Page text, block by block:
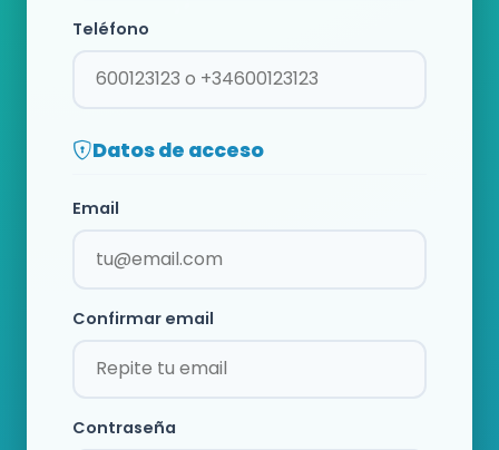
Teléfono
Datos de acceso
Email
Confirmar email
Contraseña